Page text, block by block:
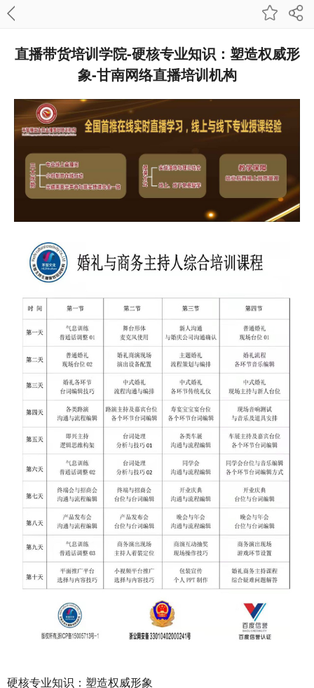
直播带货培训学院-硬核专业知识：塑造权威形
象-甘南网络直播培训机构
硬核专业知识：塑造权威形象